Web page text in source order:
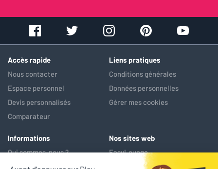
Accès rapide
Nous contacter
Espace personnel
Devis personnalisés
Comparateur
Liens pratiques
Conditions générales
Données personnelles
Gérer mes cookies
Informations
Qui sommes-nous ?
Nos services
Nos sites web
EasyLounge